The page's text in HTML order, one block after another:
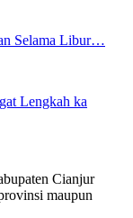
Selama Libur…
Lengkah ka
Cianjur
maupun